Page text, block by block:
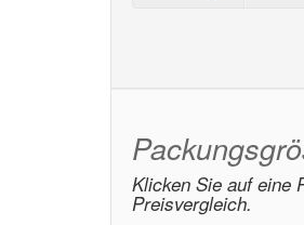
Klicken Sie auf eine
Preisvergleich.